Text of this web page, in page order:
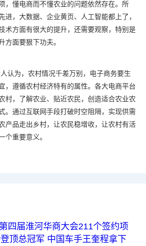
，懂电商而不懂农业的问题依然存在。所
进，大数据、企业黄页、人工智能都上了，
术方面有很大的提升，还需要观察，特别是
方面要狠下功夫。
认为，农村情况千差万别，电子商务要生
，遵循农村经济特有的属性。各大电商平台
村，了解农业、贴近农民，创造适合农业农
。通过互联网手段打破时空阻隔，实现供需
产品走出乡村，让农民稳增收，让农村有活
个重要意义。
四届淮河华商大会211个签约项
顶总冠军 中国车手王奎程拿下